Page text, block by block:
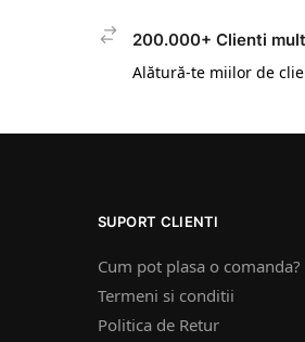
200.000+ Clienti
Alătură-te miilor de
SUPORT CLIENTI
Cum pot plasa o comanda?
Termeni si conditii
Politica de Retur